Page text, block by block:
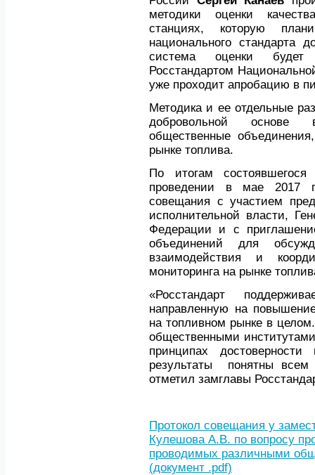
методики оценки
станциях, которую
национального стандарта
система оценки будет
Росстандартом
уже проходит апробацию в
Методика и ее отдельные
добровольной
общественные
рынке топлива.
По итогам
проведении в мае 2017
совещания с участием
исполнительной власти,
Федерации и с
объединений для
взаимодействия и
мониторинга на рынке
«Росстандарт
направленную на
на топливном рынке в
общественными
принципах
результаты понятны всем
отметил замглавы
Протокол совещания у
Кулешова А.В. по вопросу
проводимых различными
(документ .pdf)